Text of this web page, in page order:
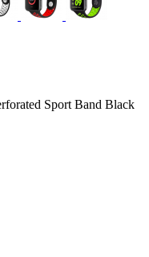
Sport Band Black